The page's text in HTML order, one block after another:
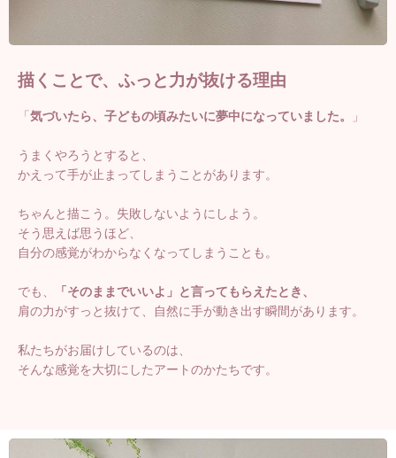
描くことで、ふっと力が抜ける理由
「 気づいたら、子どもの頃みたいに夢中になっていました。 」
うまくやろうとすると、
かえって手が止まってしまうことがあります。
ちゃんと描こう。失敗しないようにしよう。
そう思えば思うほど、
自分の感覚がわからなくなってしまうことも。
でも、
「そのままでいいよ」と言ってもらえたとき、
肩の力がすっと抜けて、自然に手が動き出す瞬間があります。
私たちがお届けしているのは、
そんな感覚を大切にしたアートのかたちです。